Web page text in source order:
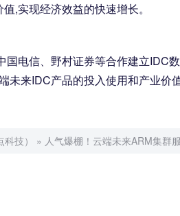
,实现经济效益的快速增长。
国电信、野村证券等合作建立IDC
未来IDC产品的投入使用和产业价
技） » 人气爆棚！云端未来ARM集群